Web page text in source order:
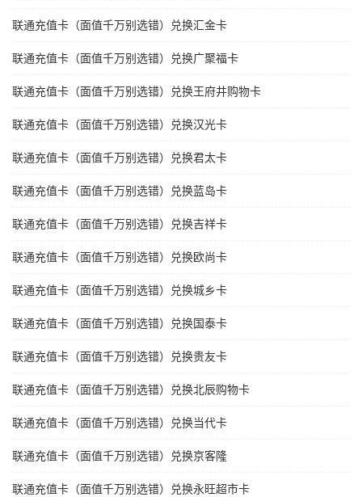
联通充值卡（面值千万别选错）兑换汇金卡
联通充值卡（面值千万别选错）兑换广聚福卡
联通充值卡（面值千万别选错）兑换王府井购物卡
联通充值卡（面值千万别选错）兑换汉光卡
联通充值卡（面值千万别选错）兑换君太卡
联通充值卡（面值千万别选错）兑换蓝岛卡
联通充值卡（面值千万别选错）兑换吉祥卡
联通充值卡（面值千万别选错）兑换欧尚卡
联通充值卡（面值千万别选错）兑换城乡卡
联通充值卡（面值千万别选错）兑换国泰卡
联通充值卡（面值千万别选错）兑换贵友卡
联通充值卡（面值千万别选错）兑换北辰购物卡
联通充值卡（面值千万别选错）兑换当代卡
联通充值卡（面值千万别选错）兑换京客隆
联通充值卡（面值千万别选错）兑换永旺超市卡